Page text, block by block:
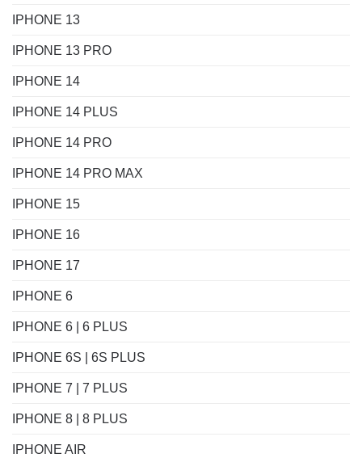
IPHONE 13
IPHONE 13 PRO
IPHONE 14
IPHONE 14 PLUS
IPHONE 14 PRO
IPHONE 14 PRO MAX
IPHONE 15
IPHONE 16
IPHONE 17
IPHONE 6
IPHONE 6 | 6 PLUS
IPHONE 6S | 6S PLUS
IPHONE 7 | 7 PLUS
IPHONE 8 | 8 PLUS
IPHONE AIR